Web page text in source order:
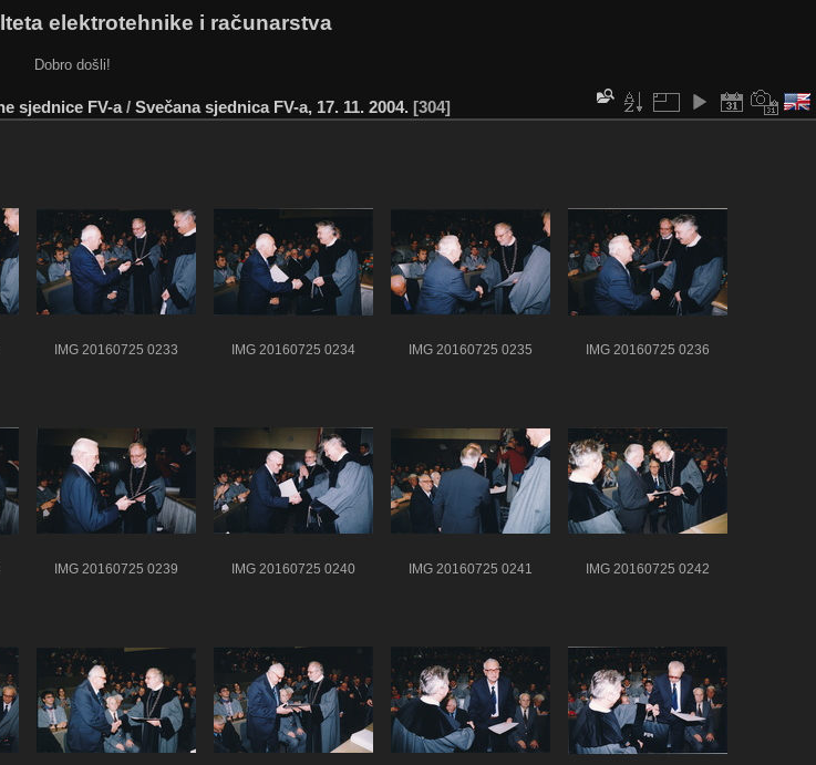
elektrotehnike i računarstva
Dobro došli!
sjednice FV-a/ Svečana sjednica FV-a, 17. 11. 2004. 304
IMG 20160725 0233 IMG 20160725 0234 IMG 20160725 0235 IMG 20160725 0236
IMG 20160725 0239 IMG 20160725 0240 IMG 20160725 0241 IMG 20160725 0242